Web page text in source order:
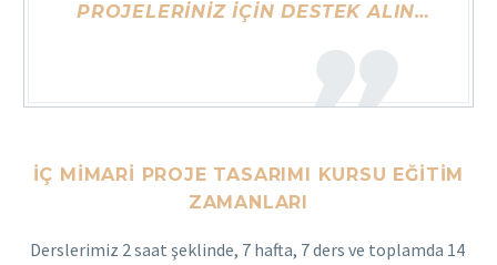
PROJELERINIZ IÇIN DESTEK ALIN…
İÇ MIMARI PROJE TASARIMI KURSU EĞITIM
ZAMANLARI
Derslerimiz 2 saat şeklinde, 7 hafta, 7 ders ve toplamda 14